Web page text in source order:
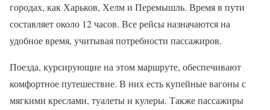
городах, как Харьков, Хелм и Перемышль. Время в пути
составляет около 12 часов. Все рейсы назначаются на
удобное время, учитывая потребности пассажиров.
Поезда, курсирующие на этом маршруте, обеспечивают
комфортное путешествие. В них есть купейные вагоны с
мягкими креслами, туалеты и кулеры. Также пассажиры